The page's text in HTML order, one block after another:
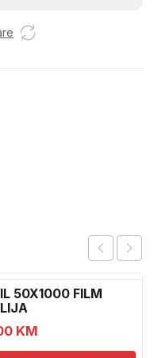
50X1000 FILM
KM